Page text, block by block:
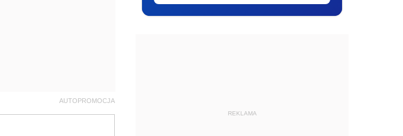
AUTOPROMOCJA
REKLAMA